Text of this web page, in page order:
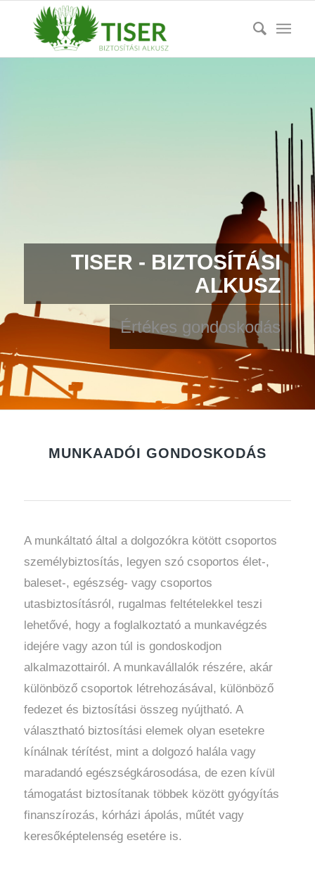
TISER - BIZTOSÍTÁSI
ALKUSZ
Értékes gondoskodás
MUNKAADÓI GONDOSKODÁS
A munkáltató által a dolgozókra kötött csoportos
személybiztosítás, legyen szó csoportos élet-,
baleset-, egészség- vagy csoportos
utasbiztosításról, rugalmas feltételekkel teszi
lehetővé, hogy a foglalkoztató a munkavégzés
idejére vagy azon túl is gondoskodjon
alkalmazottairól. A munkavállalók részére, akár
különböző csoportok létrehozásával, különböző
fedezet és biztosítási összeg nyújtható. A
választható biztosítási elemek olyan esetekre
kínálnak térítést, mint a dolgozó halála vagy
maradandó egészségkárosodása, de ezen kívül
támogatást biztosítanak többek között gyógyítás
finanszírozás, kórházi ápolás, műtét vagy
keresőképtelenség esetére is.